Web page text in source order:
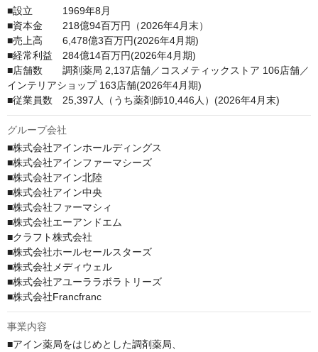
■設立　　　1969年8月
■資本金　　218億94百万円（2026年4月末）
■売上高　　6,478億3百万円(2026年4月期)
■経常利益　284億14百万円(2026年4月期)
■店舗数　　調剤薬局 2,137店舗／コスメティックストア 106店舗／
インテリアショップ 163店舗(2026年4月期)
■従業員数　25,397人（うち薬剤師10,446人）(2026年4月末)
グループ会社
■株式会社アインホールディングス
■株式会社アインファーマシーズ
■株式会社アイン北陸
■株式会社アイン中央
■株式会社ファーマシィ
■株式会社エーアンドエム
■クラフト株式会社
■株式会社ホールセールスターズ
■株式会社メディウェル
■株式会社アユーララボラトリーズ
■株式会社Francfranc
事業内容
■アイン薬局をはじめとした調剤薬局、